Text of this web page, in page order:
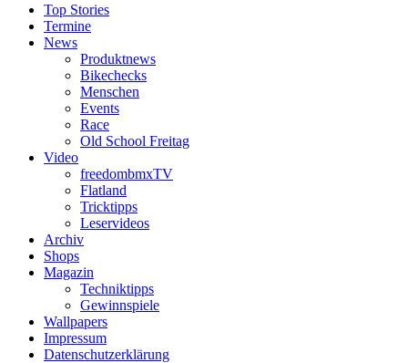
Top Stories
Termine
News
Produktnews
Bikechecks
Menschen
Events
Race
Old School Freitag
Video
freedombmxTV
Flatland
Tricktipps
Leservideos
Archiv
Shops
Magazin
Techniktipps
Gewinnspiele
Wallpapers
Impressum
Datenschutzerklärung